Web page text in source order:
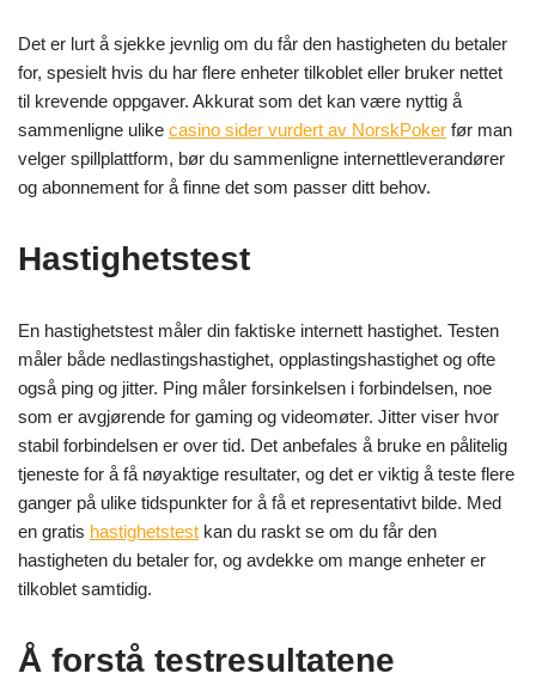
Det er lurt å sjekke jevnlig om du får den hastigheten du betaler
for, spesielt hvis du har flere enheter tilkoblet eller bruker nettet
til krevende oppgaver. Akkurat som det kan være nyttig å
sammenligne ulike casino sider vurdert av NorskPoker før man
velger spillplattform, bør du sammenligne internettleverandører
og abonnement for å finne det som passer ditt behov.
Hastighetstest
En hastighetstest måler din faktiske internett hastighet. Testen
måler både nedlastingshastighet, opplastingshastighet og ofte
også ping og jitter. Ping måler forsinkelsen i forbindelsen, noe
som er avgjørende for gaming og videomøter. Jitter viser hvor
stabil forbindelsen er over tid. Det anbefales å bruke en pålitelig
tjeneste for å få nøyaktige resultater, og det er viktig å teste flere
ganger på ulike tidspunkter for å få et representativt bilde. Med
en gratis hastighetstest kan du raskt se om du får den
hastigheten du betaler for, og avdekke om mange enheter er
tilkoblet samtidig.
Å forstå testresultatene